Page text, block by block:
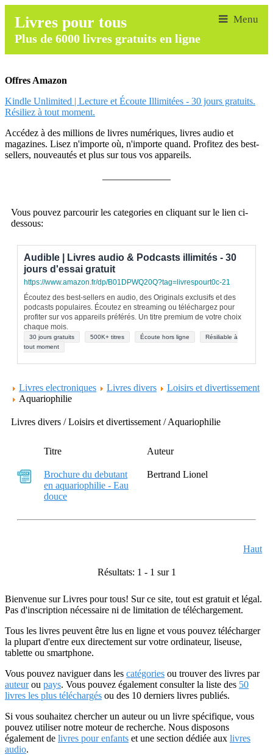
Livres pour tous
Plus de 6000 livres gratuits en ligne
Offres Amazon
Kindle Unlimited | Lecture et Écoute Illimitées - 30 jours gratuits.
Résiliez à tout moment.
Accédez à des millions de livres numériques, livres audio et
magazines. Lisez n'importe où, n'importe quand. Profitez des best-
sellers, nouveautés et plus sur tous vos appareils.
Vous pouvez parcourir les categories en cliquant sur le lien ci-
dessous:
Audible | Livres audio & Podcasts illimités - 30
jours d'essai gratuit
https://www.amazon.fr/dp/B01DPWQ20Q?tag=livrespourt0c-21
Écoutez des best-sellers en audio, des Originals exclusifs et des
podcasts populaires. Écoutez en streaming ou téléchargez pour
profiter sur vos appareils préférés. Un titre premium de votre choix
chaque mois.
30 jours gratuits 500K+ titres Écoute hors ligne
Résiliable à
tout moment
Livres electroniques Livres divers
Loisirs et divertissement
Aquariophilie
Livres divers / Loisirs et divertissement / Aquariophilie
Titre Auteur
Brochure du debutant
en aquariophilie - Eau
douce
Bertrand Lionel
Haut
Résultats: 1 - 1 sur 1
Bienvenue sur Livres pour tous! Sur ce site, tout est gratuit et légal.
Pas d'inscription nécessaire ni de limitation de téléchargement.
Tous les livres peuvent être lus en ligne et vous pouvez télécharger
la plupart d'entre eux directement sur votre ordinateur, liseuse,
tablette ou smartphone.
Vous pouvez naviguer dans les catégories ou trouver des livres par
auteurou pays. Vous pouvez également consulter la liste des 50
livres les plus téléchargés ou des 10 derniers livres publiés.
Si vous souhaitez chercher un auteur ou un livre spécifique, vous
pouvez utiliser notre moteur de recherche. Nous disposons
également de livres pour enfants et une section dédiée aux livres
audio.